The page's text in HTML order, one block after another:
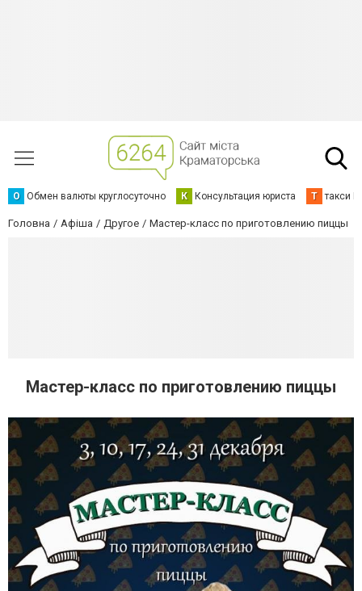
О Обмен валюты круглосуточно К Консультация юриста Т такси
Головна Афіша Другое Мастер-класс по приготовлению пиццы
Мастер-класс по приготовлению пиццы